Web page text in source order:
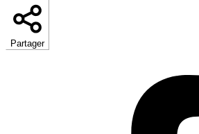
Partager